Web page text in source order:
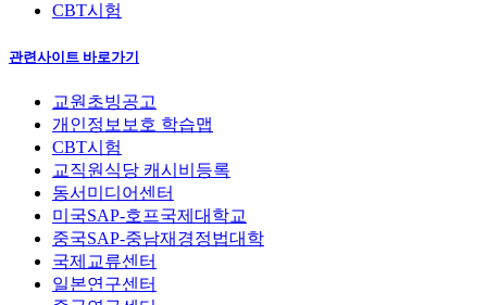
CBT시험
관련사이트 바로가기
교원초빙공고
개인정보보호 학습맵
CBT시험
교직원식당 캐시비등록
동서미디어센터
미국SAP-호프국제대학교
중국SAP-중남재경정법대학
국제교류센터
일본연구센터